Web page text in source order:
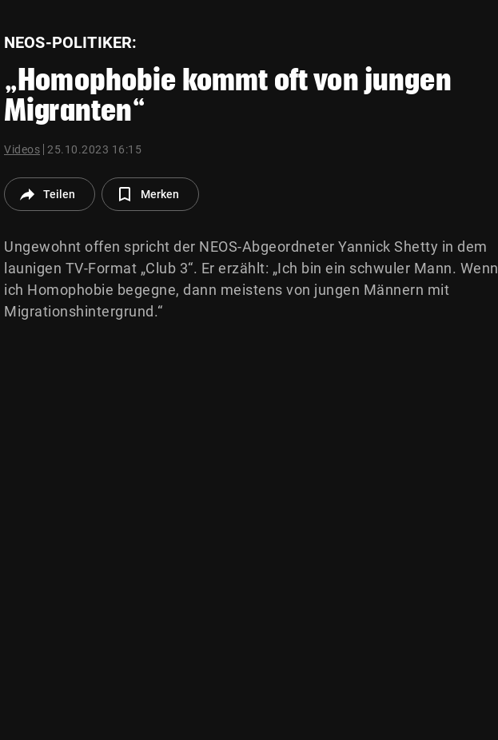
NEOS-POLITIKER:
„Homophobie kommt oft von jungen
Migranten“
Videos 25.10.2023 16:15
Teilen Merken
Ungewohnt offen spricht der NEOS-Abgeordneter Yannick Shetty in dem
launigen TV-Format „Club 3“. Er erzählt: „Ich bin ein schwuler Mann. Wenn
ich Homophobie begegne, dann meistens von jungen Männern mit
Migrationshintergrund.“